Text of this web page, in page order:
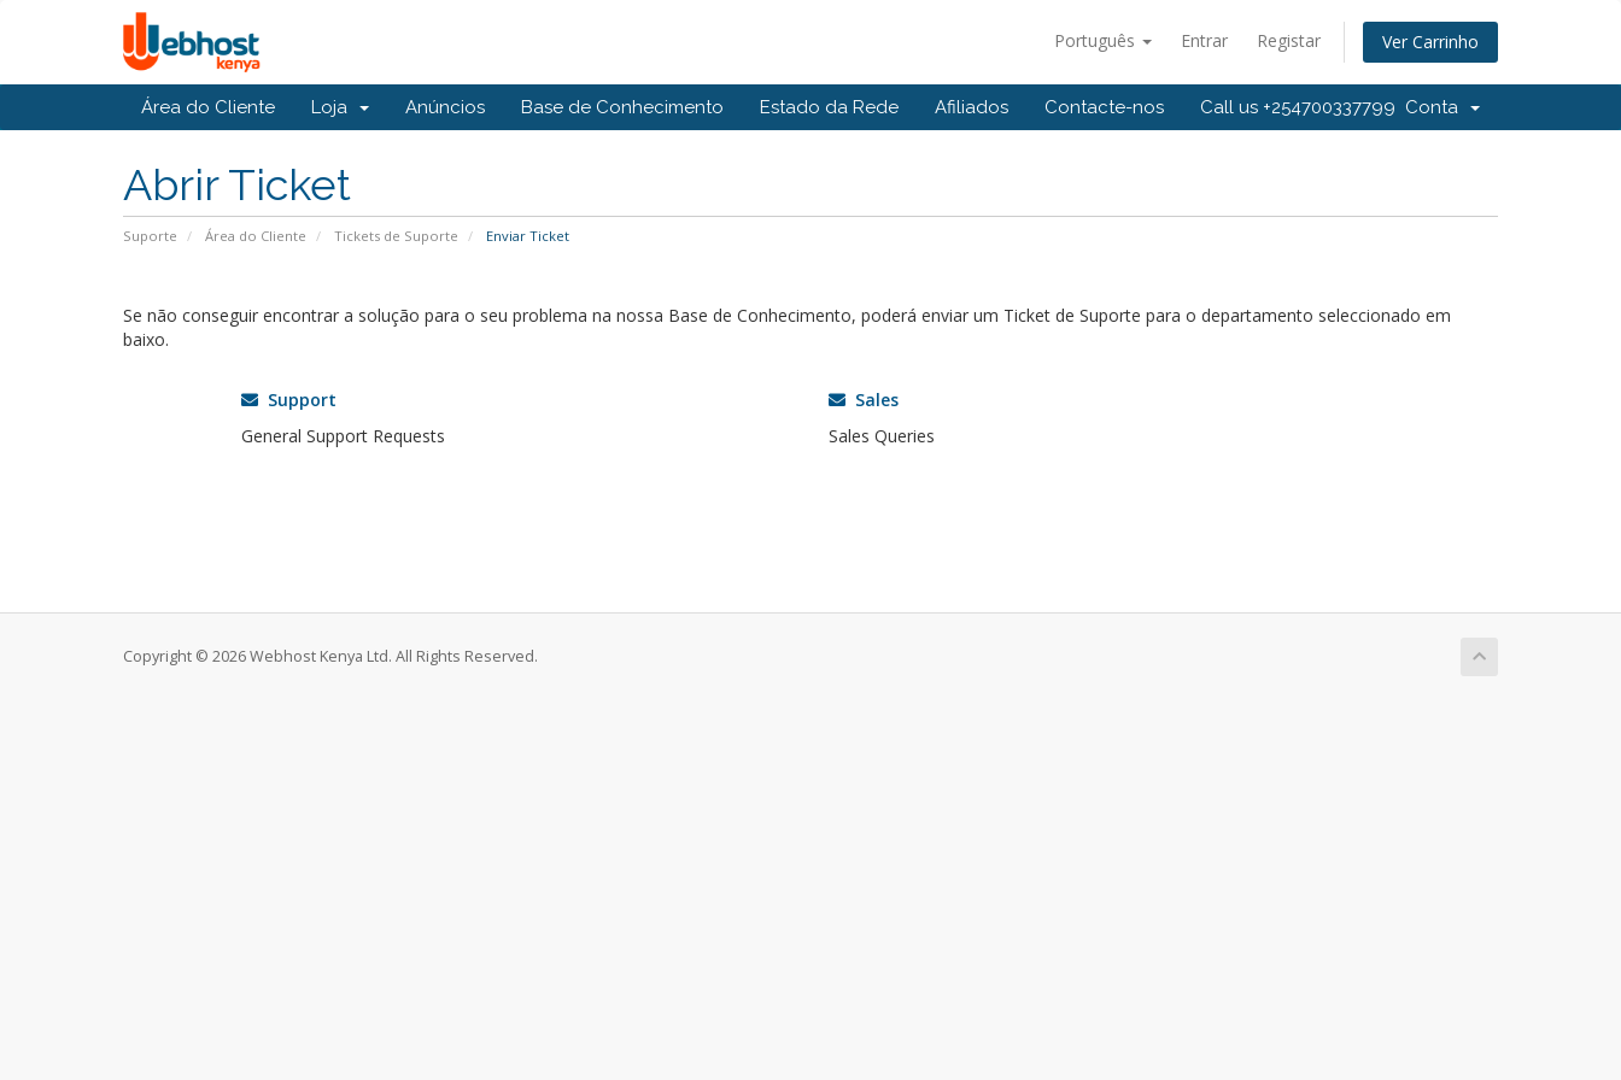
Português Entrar Registar Ver Carrinho
Área do Cliente Loja Anúncios Base de Conhecimento Estado da Rede Afiliados Contacte-nos Call us +254700337799 Conta
Abrir Ticket
Suporte Área do Cliente Tickets de Suporte Enviar Ticket
Se não conseguir encontrar a solução para o seu problema na nossa Base de Conhecimento, poderá enviar um Ticket de Suporte para o departamento seleccionado em
baixo.
Support
General Support Requests
Sales
Sales Queries
Copyright © 2026 Webhost Kenya Ltd. All Rights Reserved.